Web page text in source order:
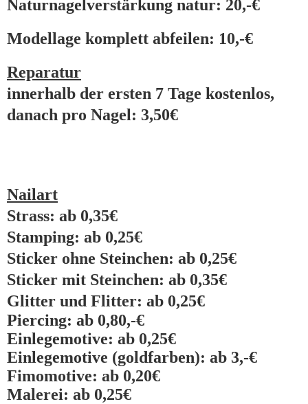
Naturnagelverstärkung natur: 20,-€
Modellage komplett abfeilen: 10,-€
Reparatur
innerhalb der ersten 7 Tage kostenlos,
danach pro Nagel: 3,50€
Nailart
Strass: ab 0,35€
Stamping: ab 0,25€
Sticker ohne Steinchen: ab 0,25€
Sticker mit Steinchen: ab 0,35€
Glitter und Flitter: ab 0,25€
Piercing: ab 0,80,-€
Einlegemotive: ab 0,25€
Einlegemotive (goldfarben): ab 3,-€
Fimomotive: ab 0,20€
Malerei: ab 0,25€